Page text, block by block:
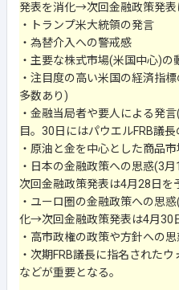
発表を消化→次回金融政策発
・トランプ米大統領の発言
・為替介入への警戒感
・主要な株式市場(米国中心)の
・注目度の高い米国の経済指
多数あり)
・金融当局者や要人による発
目。30日にはパウエルFRB議長
・原油と金を中心とした商品
・日本の金融政策への思惑(3
次回金融政策発表は4月28日を
・ユーロ圏の金融政策への思
化→次回金融政策発表は4月30
・高市政権の政策や方針への思
・次期FRB議長に指名された
などが重要となる。